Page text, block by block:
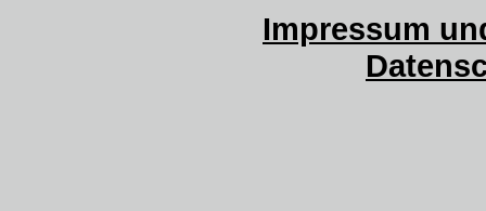
Impressum